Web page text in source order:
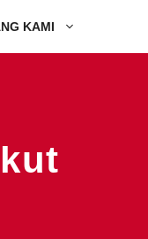
KAMI